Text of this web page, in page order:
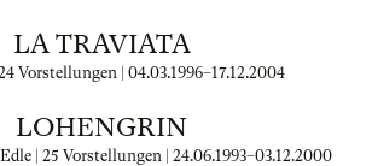
LA TRAVIATA
Vorstellungen | 04.03.1996–17.12.2004
LOHENGRIN
| 25 Vorstellungen | 24.06.1993–03.12.2000